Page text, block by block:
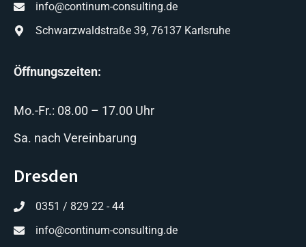
info@continum-consulting.de
Schwarzwaldstraße 39, 76137 Karlsruhe
Öffnungszeiten:
Mo.-Fr.: 08.00 – 17.00 Uhr
Sa. nach Vereinbarung
Dresden
0351 / 829 22 - 44
info@continum-consulting.de